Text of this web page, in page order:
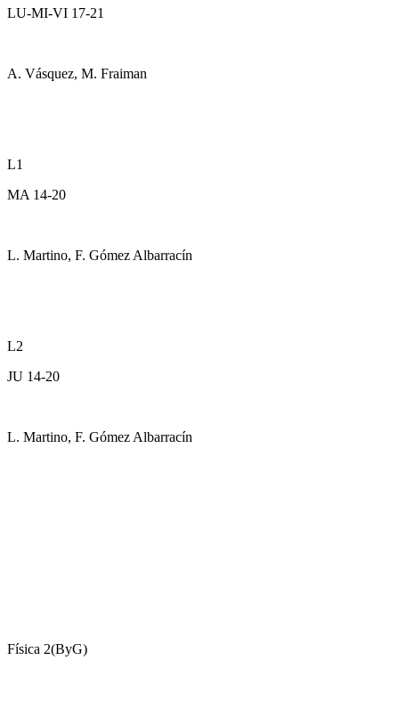
LU-MI-VI 17-21
A. Vásquez, M. Fraiman
L1
MA 14-20
L. Martino, F. Gómez Albarracín
L2
JU 14-20
L. Martino, F. Gómez Albarracín
Física 2(ByG)